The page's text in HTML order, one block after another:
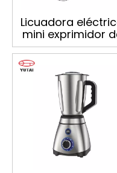
Licuadora
mini exprimidor
alimentos de
diseño